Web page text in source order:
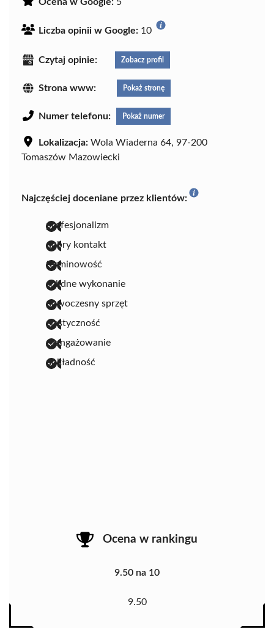
Liczba opinii w Google: 10
Czytaj opinie: Zobacz profil
Strona www: Pokaż stronę
Numer telefonu: Pokaż numer
Lokalizacja: Wola Wiaderna 64, 97-200
Tomaszów Mazowiecki
Najczęściej doceniane przez klientów:
profesjonalizm
dobry kontakt
terminowość
solidne wykonanie
nowoczesny sprzęt
elastyczność
zaangażowanie
dokładność
Ocena w rankingu
9.50 na 10
9.50